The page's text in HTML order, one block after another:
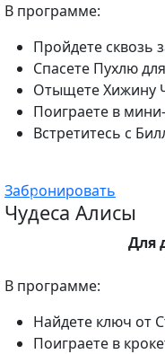
В программе:
Пройдете сквозь
Спасете Пухлю
Отыщете Хижину
Поиграете в
Встретитесь с
Забронировать
Чудеса Алисы
Для
В программе:
Найдете ключ от
Поиграете в